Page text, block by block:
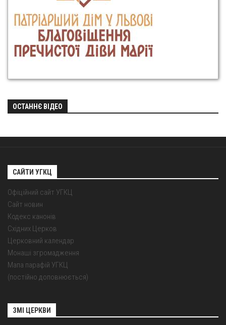
ОСТАННЄ ВІДЕО
САЙТИ УГКЦ
Офіційний сайт УГКЦ
Сайт новин
Кодекс канонів
Східних Церков
Церковний календар
Монаші згромадження
Мапа парафій УГКЦ
(постійно доповнюється)
ЗМІ ЦЕРКВИ